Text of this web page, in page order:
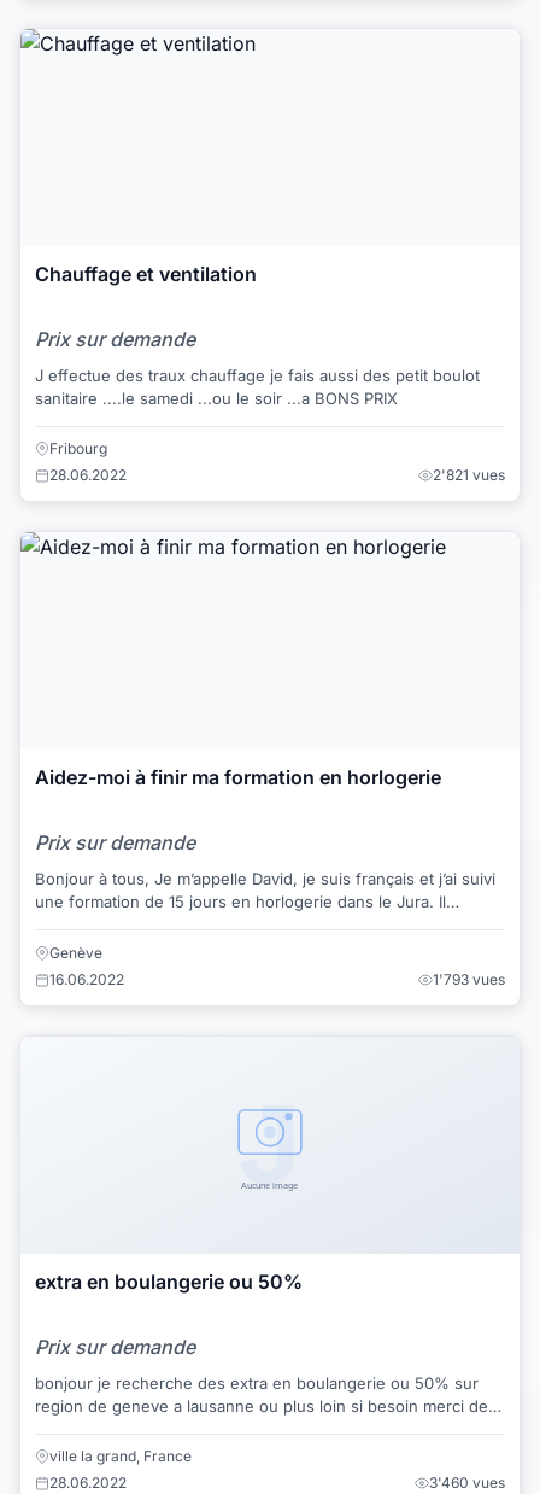
Chauffage et ventilation
Prix sur demande
J effectue des traux chauffage je fais aussi des petit boulot
sanitaire ....le samedi ...ou le soir ...a BONS PRIX
Fribourg
28.06.2022
2'821 vues
Aidez-moi à finir ma formation en horlogerie
Prix sur demande
Bonjour à tous, Je m’appelle David, je suis français et j’ai suivi
une formation de 15 jours en horlogerie dans le Jura. Il
s’agissait d’un doma...
Genève
16.06.2022
1'793 vues
extra en boulangerie ou 50%
Prix sur demande
bonjour je recherche des extra en boulangerie ou 50% sur
region de geneve a lausanne ou plus loin si besoin merci de
ville la grand, France
28.06.2022
3'460 vues